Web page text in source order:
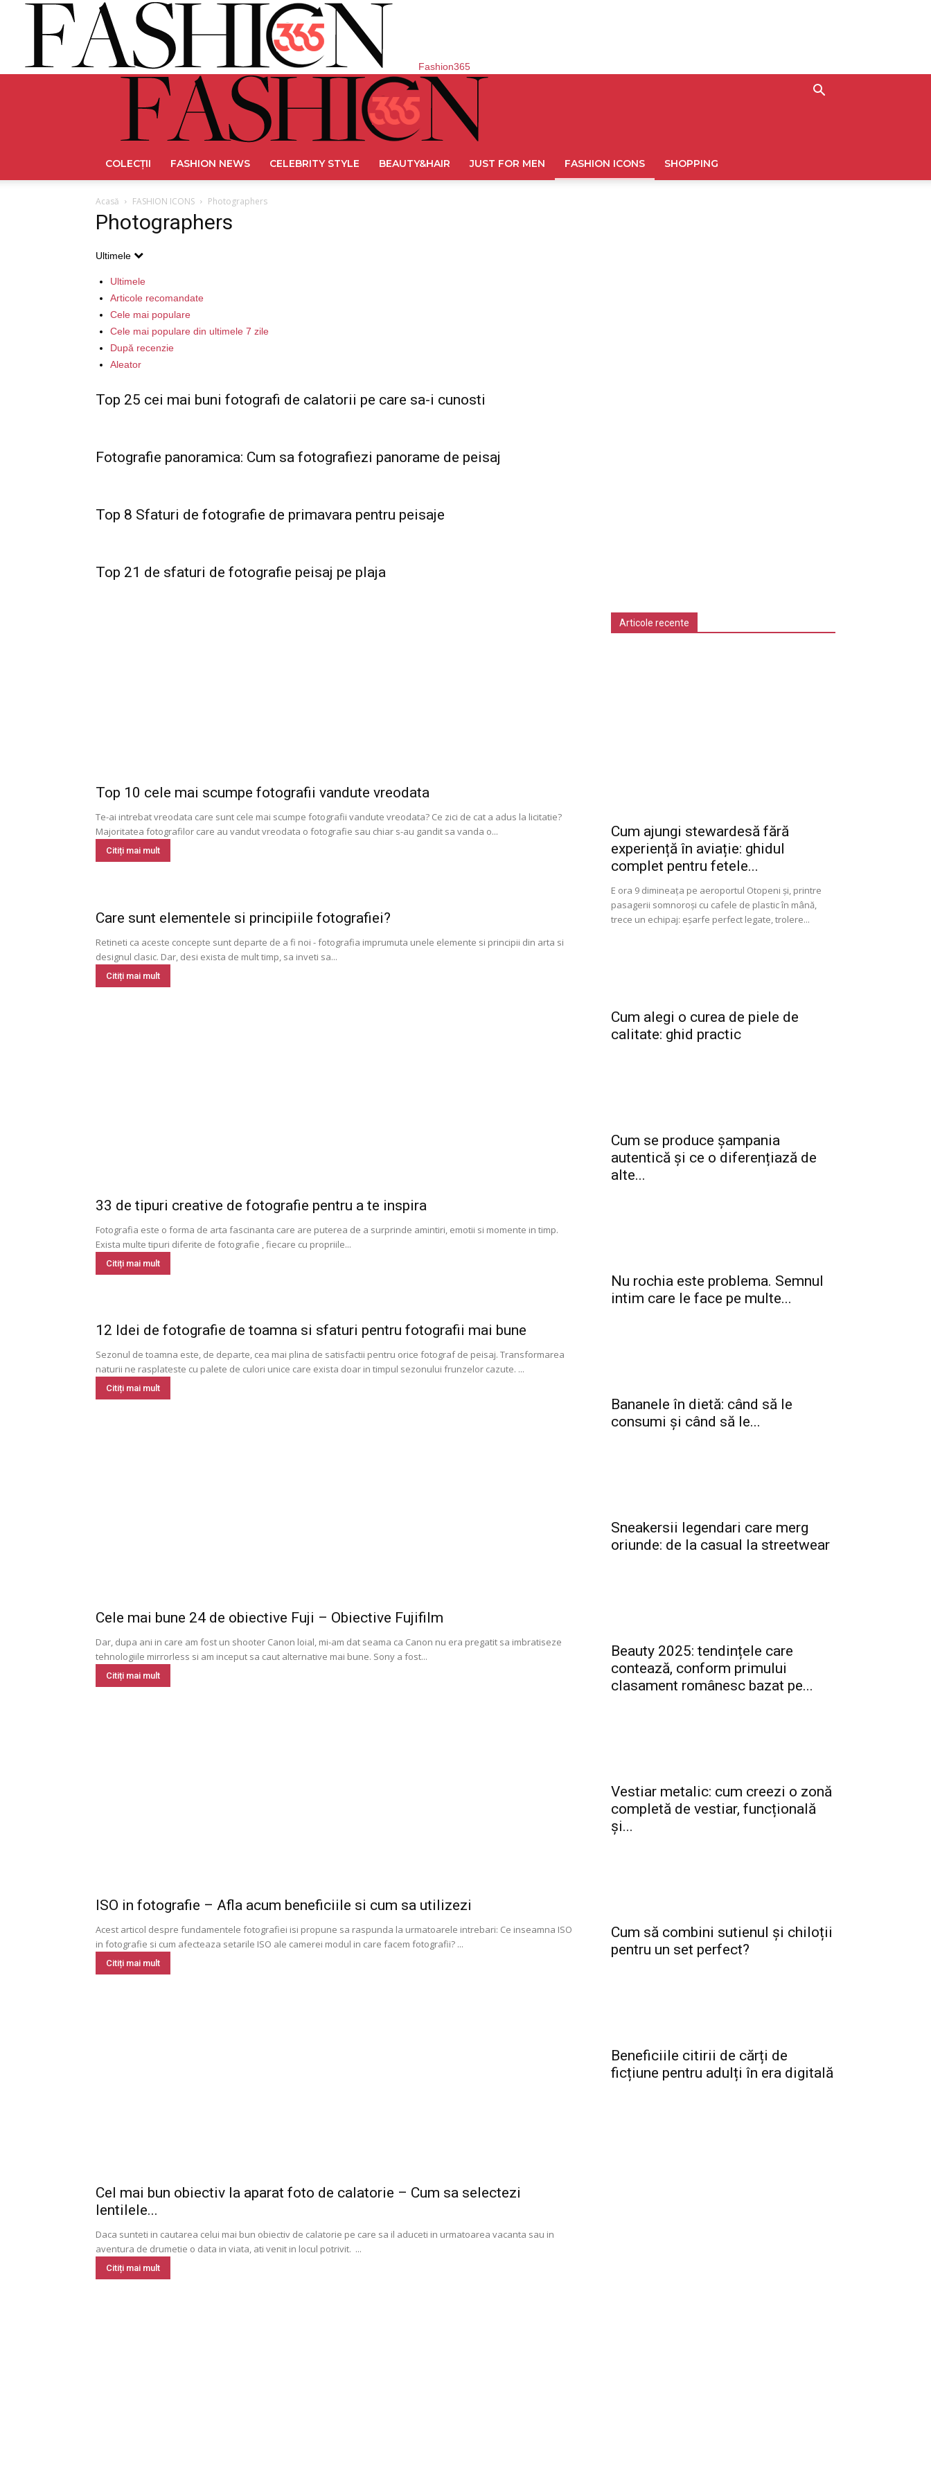
Fashion365
COLECȚII FASHION NEWS CELEBRITY STYLE BEAUTY&HAIR JUST FOR MEN FASHION ICONS SHOPPING
Acasă FASHION ICONS Photographers
Photographers
Ultimele
Ultimele
Articole recomandate
Cele mai populare
Cele mai populare din ultimele 7 zile
După recenzie
Aleator
Top 25 cei mai buni fotografi de calatorii pe care sa-i cunosti
Fotografie panoramica: Cum sa fotografiezi panorame de peisaj
Top 8 Sfaturi de fotografie de primavara pentru peisaje
Top 21 de sfaturi de fotografie peisaj pe plaja
Top 10 cele mai scumpe fotografii vandute vreodata
Te-ai intrebat vreodata care sunt cele mai scumpe fotografii vandute vreodata? Ce zici de cat a adus la licitatie?
Majoritatea fotografilor care au vandut vreodata o fotografie sau chiar s-au gandit sa vanda o...
Citiți mai mult
Care sunt elementele si principiile fotografiei?
Retineti ca aceste concepte sunt departe de a fi noi - fotografia imprumuta unele elemente si principii din arta si
designul clasic. Dar, desi exista de mult timp, sa inveti sa...
Citiți mai mult
33 de tipuri creative de fotografie pentru a te inspira
Fotografia este o forma de arta fascinanta care are puterea de a surprinde amintiri, emotii si momente in timp.
Exista multe tipuri diferite de fotografie , fiecare cu propriile...
Citiți mai mult
12 Idei de fotografie de toamna si sfaturi pentru fotografii mai bune
Sezonul de toamna este, de departe, cea mai plina de satisfactii pentru orice fotograf de peisaj. Transformarea
naturii ne rasplateste cu palete de culori unice care exista doar in timpul sezonului frunzelor cazute. ...
Citiți mai mult
Cele mai bune 24 de obiective Fuji – Obiective Fujifilm
Dar, dupa ani in care am fost un shooter Canon loial, mi-am dat seama ca Canon nu era pregatit sa imbratiseze
tehnologiile mirrorless si am inceput sa caut alternative mai bune. Sony a fost...
Citiți mai mult
ISO in fotografie – Afla acum beneficiile si cum sa utilizezi
Acest articol despre fundamentele fotografiei isi propune sa raspunda la urmatoarele intrebari: Ce inseamna ISO
in fotografie si cum afecteaza setarile ISO ale camerei modul in care facem fotografii? ...
Citiți mai mult
Cel mai bun obiectiv la aparat foto de calatorie – Cum sa selectezi
lentilele...
Daca sunteti in cautarea celui mai bun obiectiv de calatorie pe care sa il aduceti in urmatoarea vacanta sau in
aventura de drumetie o data in viata, ati venit in locul potrivit. ...
Citiți mai mult
Articole recente
Cum ajungi stewardesă fără
experiență în aviație: ghidul
complet pentru fetele...
E ora 9 dimineața pe aeroportul Otopeni și, printre
pasagerii somnoroși cu cafele de plastic în mână,
trece un echipaj: eșarfe perfect legate, trolere...
Cum alegi o curea de piele de
calitate: ghid practic
Cum se produce șampania
autentică și ce o diferențiază de
alte...
Nu rochia este problema. Semnul
intim care le face pe multe...
Bananele în dietă: când să le
consumi și când să le...
Sneakersii legendari care merg
oriunde: de la casual la streetwear
Beauty 2025: tendințele care
contează, conform primului
clasament românesc bazat pe...
Vestiar metalic: cum creezi o zonă
completă de vestiar, funcțională
și...
Cum să combini sutienul și chiloții
pentru un set perfect?
Beneficiile citirii de cărți de
ficțiune pentru adulți în era digitală